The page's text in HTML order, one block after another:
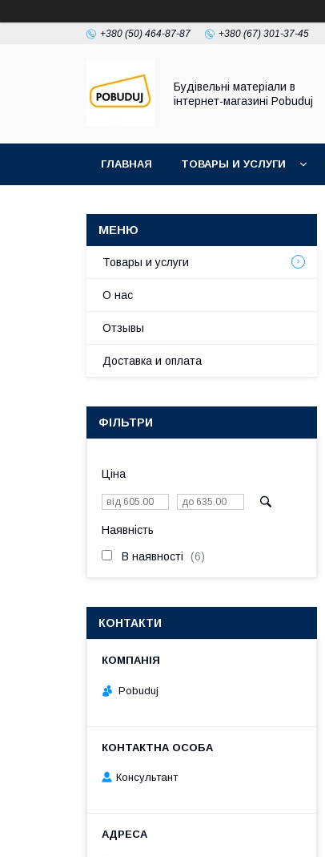
+380 (50) 464-87-87 +380 (67) 301-37-45
Будівельні матеріали в
інтернет-магазині Pobuduj
ГЛАВНАЯ ТОВАРЫ И УСЛУГИ
Товары и услуги
О нас
Отзывы
Доставка и оплата
ФІЛЬТРИ
Ціна
Наявність
В наявності 6
КОНТАКТИ
Pobuduj
Консультант